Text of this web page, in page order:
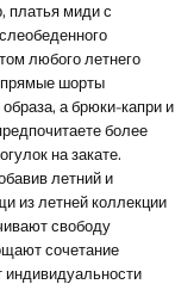
платья миди с
любого летнего
прямые шорты
а брюки-капри и
более
на закате.
летний и
из летней коллекции
свободу
сочетание
индивидуальности